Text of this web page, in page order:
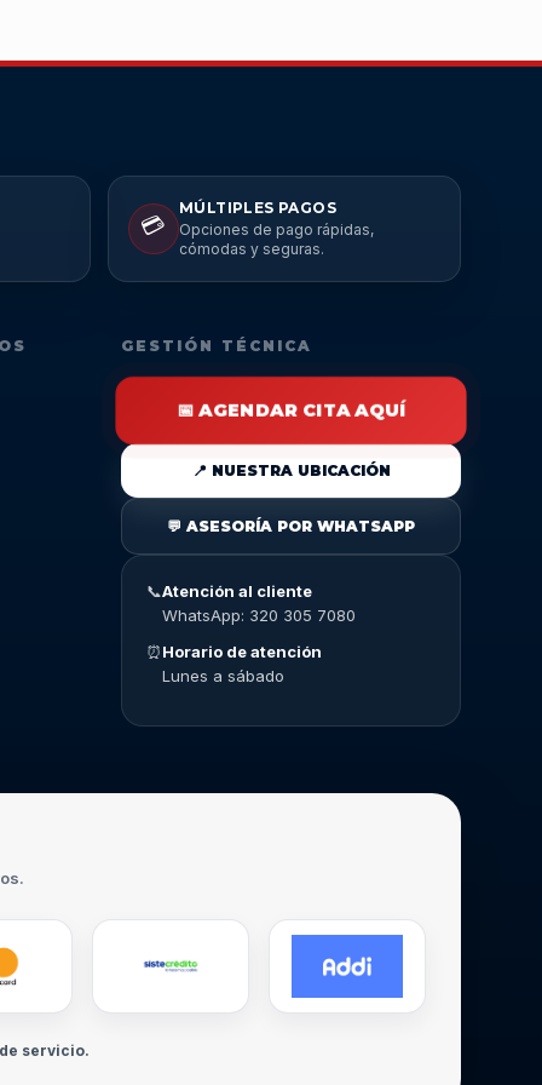
💳
MÚLTIPLES PAGOS
Opciones de pago rápidas,
cómodas y seguras.
GESTIÓN TÉCNICA
📅 AGENDAR CITA AQUÍ
📍 NUESTRA UBICACIÓN
💬 ASESORÍA POR WHATSAPP
📞Atención al cliente
WhatsApp: 320 305 7080
⏰Horario de atención
Lunes a sábado
servicio.